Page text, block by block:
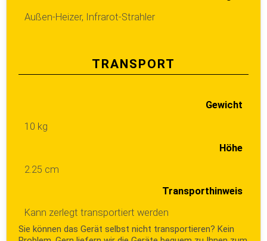
Außen-Heizer, Infrarot-Strahler
TRANSPORT
Gewicht
10 kg
Höhe
2.25 cm
Transporthinweis
Kann zerlegt transportiert werden
Sie können das Gerät selbst nicht transportieren? Kein